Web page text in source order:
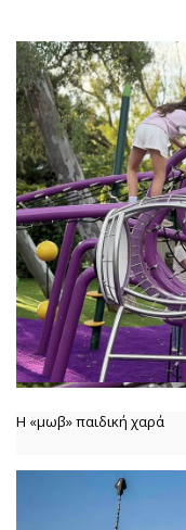
Η «μωβ» παιδική χαρά